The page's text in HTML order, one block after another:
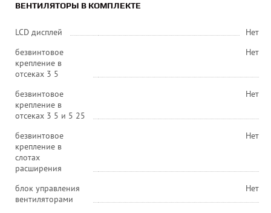
ВЕНТИЛЯТОРЫ В КОМПЛЕКТЕ
LCD дисплей
Нет
безвинтовое
крепление в
отсеках 3 5
Нет
безвинтовое
крепление в
отсеках 3 5 и 5 25
Нет
безвинтовое
крепление в
слотах
расширения
Нет
блок управления
вентиляторами
Нет